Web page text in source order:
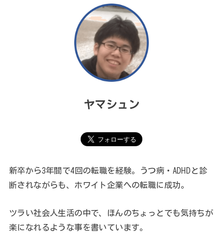
ヤマシュン
新卒から3年間で4回の転職を経験。うつ病・ADHDと診
断されながらも、ホワイト企業への転職に成功。
ツラい社会人生活の中で、ほんのちょっとでも気持ちが
楽になれるような事を書いています。